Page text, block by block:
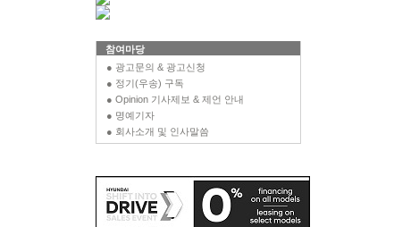
참여마당
● 광고문의 & 광고신청
● 정기(우송) 구독
● Opinion 기사제보 & 제언 안내
● 명예기자
● 회사소개 및 인사말씀